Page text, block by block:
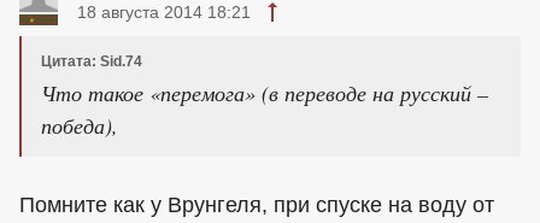
18 августа 2014 18:21
Цитата: Sid.74
Что такое «перемога» (в переводе на русский –
победа),
Помните как у Врунгеля, при спуске на воду от